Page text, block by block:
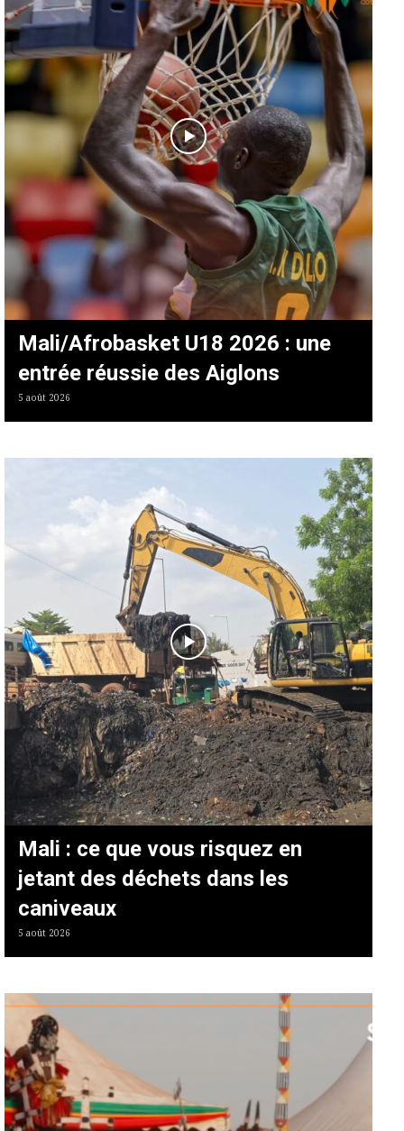
Mali/Afrobasket U18 2026 : une
entrée réussie des Aiglons
5 août 2026
Mali : ce que vous risquez en
jetant des déchets dans les
caniveaux
5 août 2026